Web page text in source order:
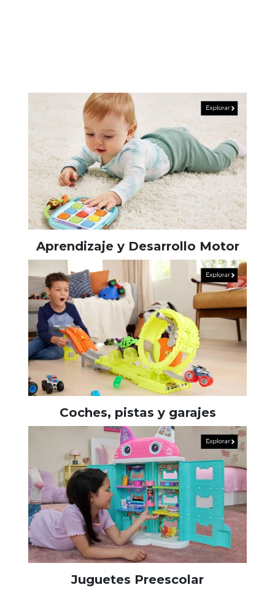
Aprendizaje y Desarrollo Motor
Coches, pistas y garajes
Juguetes Preescolar